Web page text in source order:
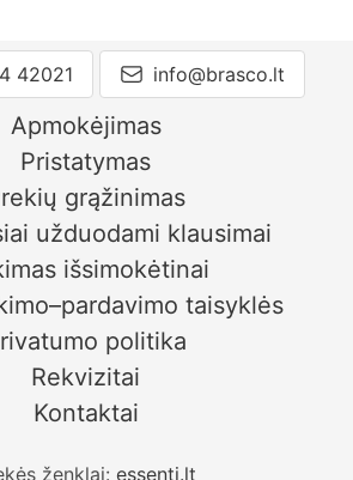
42021 info@brasco.lt
Apmokėjimas
Pristatymas
grąžinimas
užduodami klausimai
išsimokėtinai
taisyklės
politika
Rekvizitai
Kontaktai
ženklai: essenti.lt